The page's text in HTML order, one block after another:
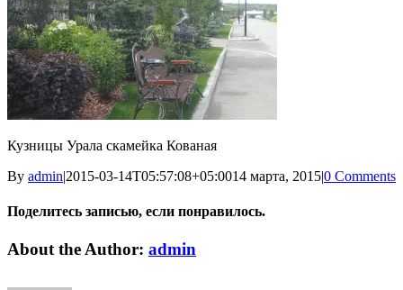
Кузницы Урала скамейка Кованая
By admin|2015-03-14T05:57:08+05:0014 марта, 2015|0 Comments
Поделитесь записью, если понравилось.
Vk
Email
About the Author: admin